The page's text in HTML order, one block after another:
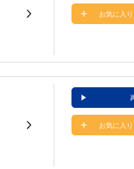
お気に入
お気に入